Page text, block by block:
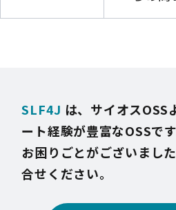
SLF4J は、サイオスOSS
ート経験が豊富なOSSです
お困りごとがございまし
合せください。